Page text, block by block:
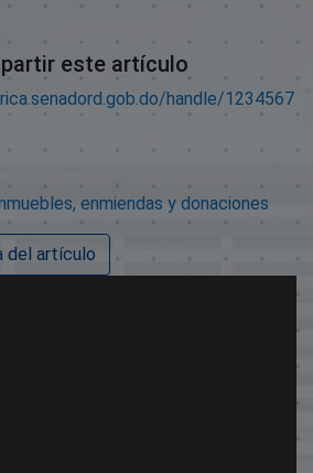
este artículo
handle/1234567
enmiendas y donaciones
del artículo